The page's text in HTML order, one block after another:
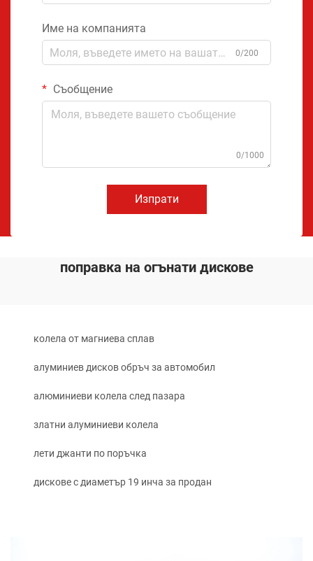
Име на компанията
0/200
Съобщение
0/1000
Изпрати
поправка на огънати дискове
колела от магниева сплав
алуминиев дисков обръч за автомобил
алюминиеви колела след пазара
златни алуминиеви колела
лети джанти по поръчка
дискове с диаметър 19 инча за продан